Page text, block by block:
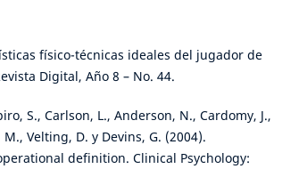
físico-técnicas ideales del jugador de
Digital, Año 8 – No. 44.
S., Carlson, L., Anderson, N., Cardomy, J.,
Velting, D. y Devins, G. (2004).
definition. Clinical Psychology: